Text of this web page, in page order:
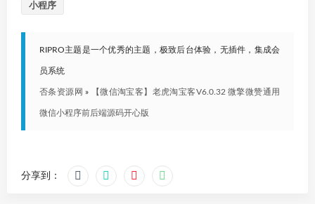
小程序
RIPRO主题是一个优秀的主题，极致后台体验，无插件，集成会
员系统
否条资源网 » 【微信淘宝客】老虎淘宝客V6.0.32 微擎微赞通用
微信小程序前后端源码开心版
分享到：